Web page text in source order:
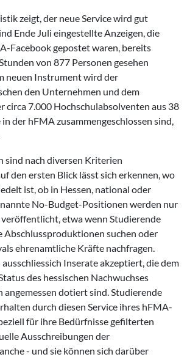
zeigt, der neue Service wird gut
Ende Juli eingestellte Anzeigen, die
Facebook gepostet waren, bereits
von 877 Personen gesehen
neuen Instrument wird der
den Unternehmen und dem
circa 7.000 Hochschulabsolventen aus 38
der hFMA zusammengeschlossen sind,
sind nach diversen Kriterien
den ersten Blick lässt sich erkennen, wo
ist, ob in Hessen, national oder
No-Budget-Positionen werden nur
etwa wenn Studierende
suchen oder
ehrenamtliche Kräfte nachfragen.
Inserate akzeptiert, die dem
des hessischen Nachwuchses
angemessen dotiert sind. Studierende
durch diesen Service ihres hFMA-
für ihre Bedürfnisse gefilterten
Ausschreibungen der
- und sie können sich darüber